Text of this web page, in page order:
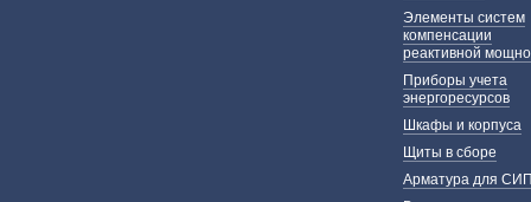
Элементы систем
компенсации
реактивной
Приборы учета
энергоресурсов
Шкафы и корпуса
Щиты в сборе
Арматура для